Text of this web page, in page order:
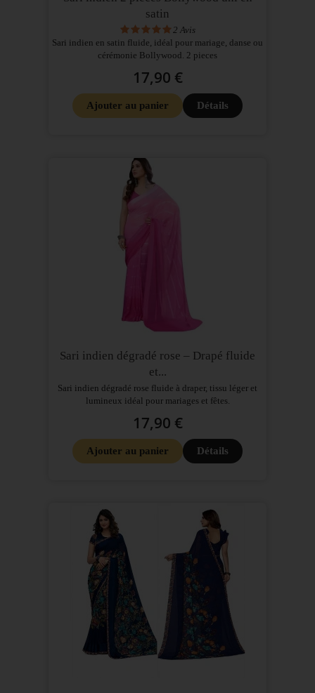
satin
2 Avis
Sari indien en satin fluide, idéal pour mariage, danse ou
cérémonie Bollywood. 2 pieces
17,90 €
Ajouter au panier Détails
Sari indien dégradé rose – Drapé fluide
et...
Sari indien dégradé rose fluide à draper, tissu léger et
lumineux idéal pour mariages et fêtes.
17,90 €
Ajouter au panier Détails